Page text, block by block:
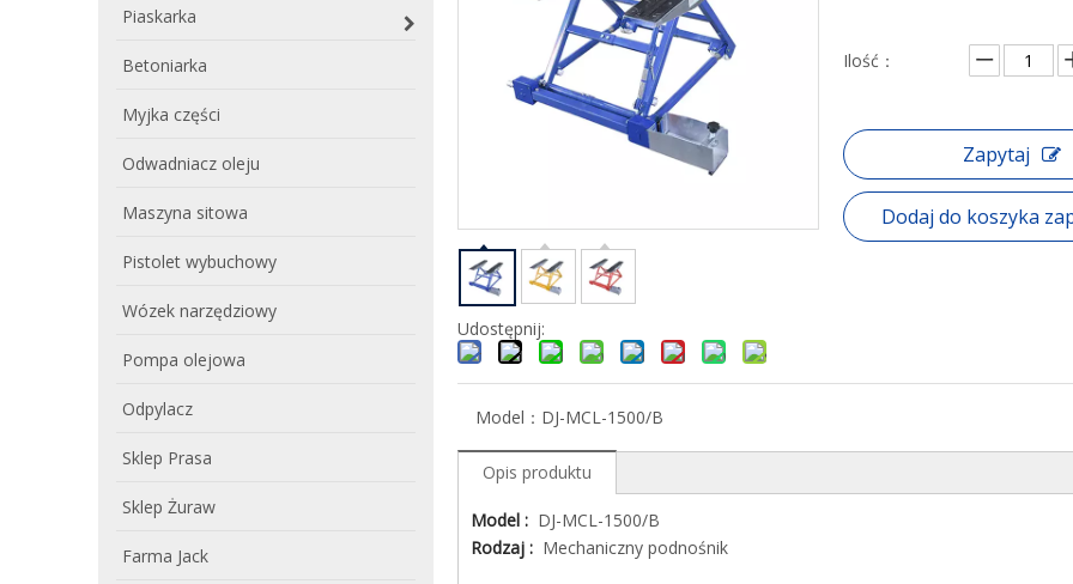
Piaskarka
Betoniarka
Myjka części
Odwadniacz oleju
Maszyna sitowa
Pistolet wybuchowy
Wózek narzędziowy
Pompa olejowa
Odpylacz
Sklep Prasa
Sklep Żuraw
Farma Jack
Udostępnij:
Ilość：
Zapytaj
Dodaj do koszyka
Model： DJ-MCL-1500/B
Opis produktu
Model : DJ-MCL-1500/B
Rodzaj : Mechaniczny podnośnik